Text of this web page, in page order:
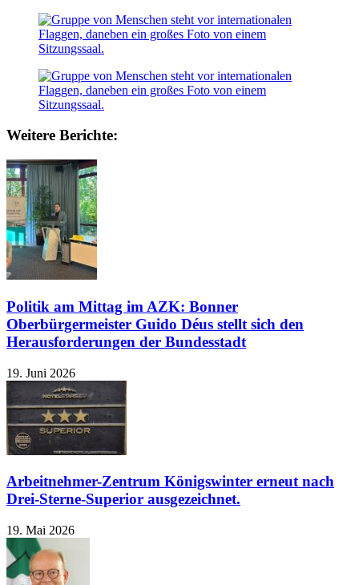
Weitere Berichte:
Politik am Mittag im AZK: Bonner
Oberbürgermeister Guido Déus stellt sich den
Herausforderungen der Bundesstadt
19. Juni 2026
Arbeitnehmer-Zentrum Königswinter erneut nach
Drei-Sterne-Superior ausgezeichnet.
19. Mai 2026